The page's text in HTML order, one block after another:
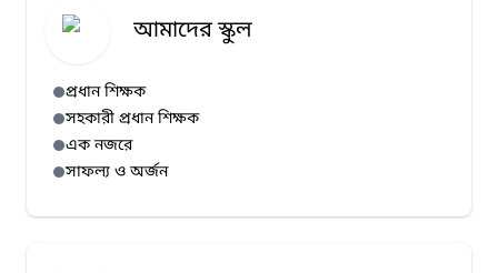
আমাদের স্কুল
প্রধান শিক্ষক
সহকারী প্রধান শিক্ষক
এক নজরে
সাফল্য ও অর্জন